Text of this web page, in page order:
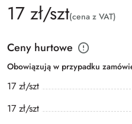
17 zł/szt(cena z VAT)
Ceny hurtowe
Obowiązują w przypadku
17 zł/szt
17 zł/szt